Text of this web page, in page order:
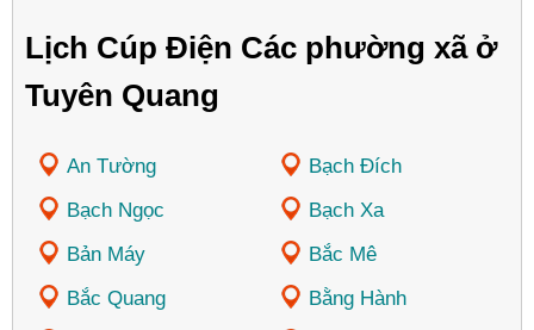
Lịch Cúp Điện Các phường xã ở
Tuyên Quang
An Tường
Bạch Đích
Bạch Ngọc
Bạch Xa
Bản Máy
Bắc Mê
Bắc Quang
Bằng Hành